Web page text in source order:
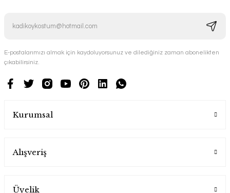
E-postalarımızı almak için kaydoluyorsunuz ve dilediğiniz zaman abonelikten
çıkabilirsiniz.
Kurumsal
Alışveriş
Üyelik